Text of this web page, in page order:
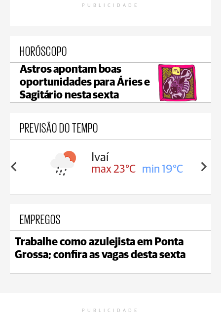
PUBLICIDADE
HORÓSCOPO
Astros apontam boas
oportunidades para Áries e
Sagitário nesta sexta
PREVISÃO DO TEMPO
17°C
Ivaí
max 23°C min 19°C
EMPREGOS
Trabalhe como azulejista em Ponta
Grossa; confira as vagas desta sexta
PUBLICIDADE